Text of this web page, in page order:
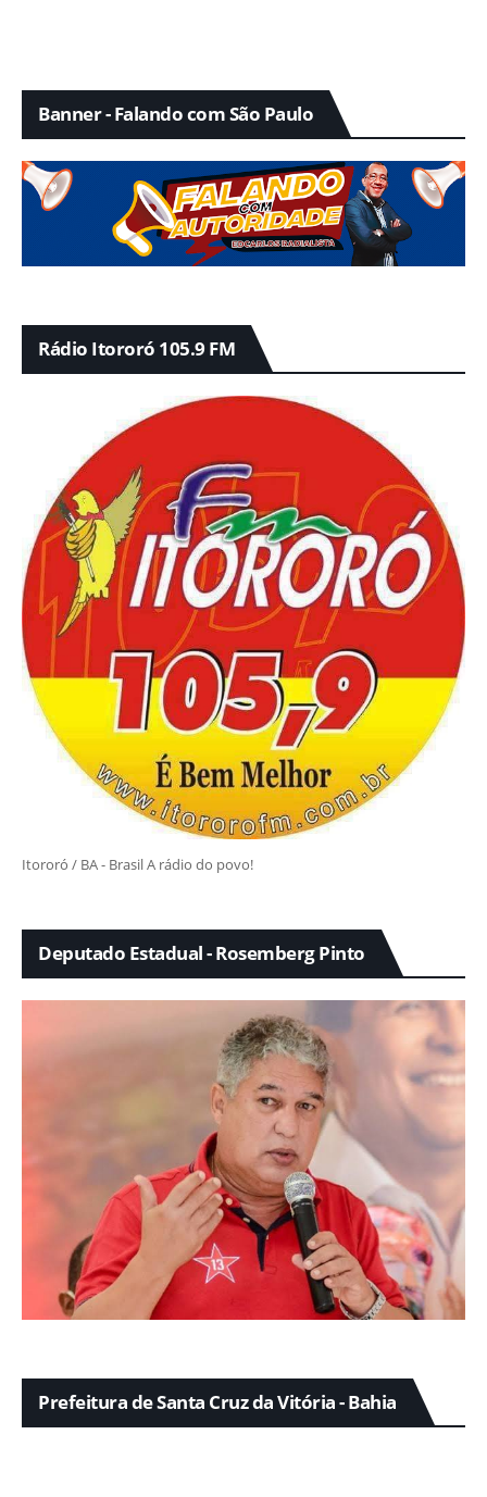
Banner - Falando com São Paulo
Rádio Itororó 105.9 FM
Itororó / BA - Brasil A rádio do povo!
Deputado Estadual - Rosemberg Pinto
Prefeitura de Santa Cruz da Vitória - Bahia